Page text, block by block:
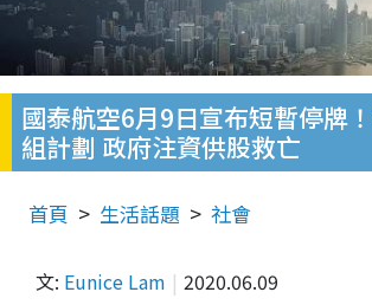
國泰航空6月9日宣布短暫停牌
組計劃 政府注資供股救亡
首頁 生活話題 社會
文: Eunice Lam 2020.06.09